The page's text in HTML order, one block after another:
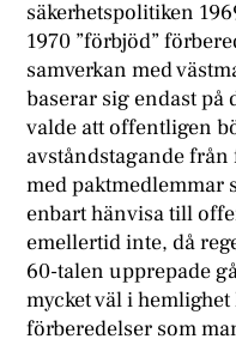
säkerhetspolitiken
1970 ”förbjöd”
samverkan med
baserar sig endast på
valde att offentligen
avståndstagande
med paktmedlemmar
enbart hänvisa till
emellertid inte, då
60-talen upprepade
mycket väl i
förberedelser som